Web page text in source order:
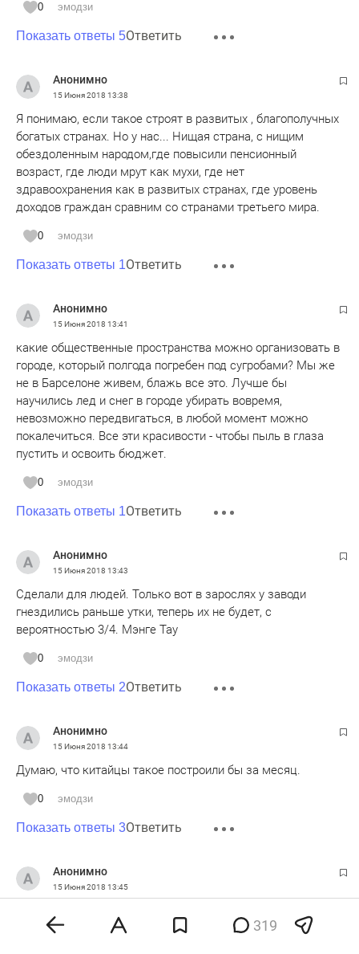
0 эмодзи
Показать ответы 5Ответить
Анонимно
15 Июня 2018 13:38
Я понимаю, если такое строят в развитых , благополучных
богатых странах. Но у нас... Нищая страна, с нищим
обездоленным народом,где повысили пенсионный
возраст, где люди мрут как мухи, где нет
здравоохранения как в развитых странах, где уровень
доходов граждан сравним со странами третьего мира.
0 эмодзи
Показать ответы 1Ответить
Анонимно
15 Июня 2018 13:41
какие общественные пространства можно организовать в
городе, который полгода погребен под сугробами? Мы же
не в Барселоне живем, блажь все это. Лучше бы
научились лед и снег в городе убирать вовремя,
невозможно передвигаться, в любой момент можно
покалечиться. Все эти красивости - чтобы пыль в глаза
пустить и освоить бюджет.
0 эмодзи
Показать ответы 1Ответить
Анонимно
15 Июня 2018 13:43
Сделали для людей. Только вот в зарослях у заводи
гнездились раньше утки, теперь их не будет, с
вероятностью 3/4. Мэнге Тау
0 эмодзи
Показать ответы 2Ответить
Анонимно
15 Июня 2018 13:44
Думаю, что китайцы такое построили бы за месяц.
0 эмодзи
Показать ответы 3Ответить
Анонимно
15 Июня 2018 13:45
Позвоните лучше маме, поцелуйте жену и детей.
319